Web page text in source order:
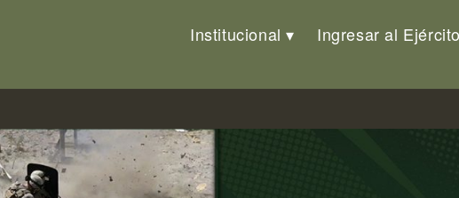
Institucional Ingresar al